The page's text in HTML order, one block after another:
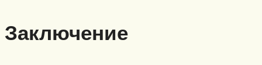
Заключение